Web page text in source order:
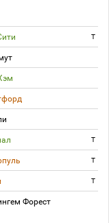
T
T
T
T
Форест